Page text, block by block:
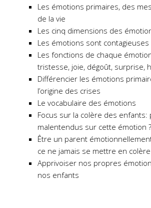
Les émotions primaires, des
de la vie
Les cinq dimensions des
Les émotions sont contagieuses
Les fonctions de chaque
tristesse, joie, dégoût, surprise,
Différencier les émotions
l’origine des crises
Le vocabulaire des émotions
Focus sur la colère des
malentendus sur cette émotion ?
Être un parent
ce ne jamais se mettre en colère
Apprivoiser nos propres
nos enfants